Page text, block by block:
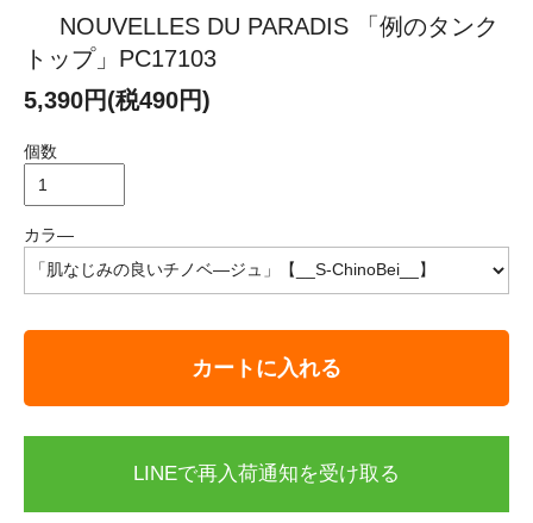
NOUVELLES DU PARADIS 「例のタンク
トップ」PC17103
5,390円(税490円)
個数
カラ―
カートに入れる
LINEで再入荷通知を受け取る